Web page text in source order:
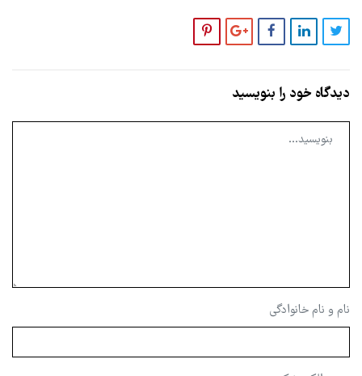
دیدگاه خود را بنویسید
نام و نام خانوادگی